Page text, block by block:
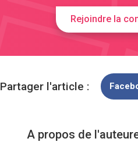
Rejoindre la
Partager l'article :
A propos de